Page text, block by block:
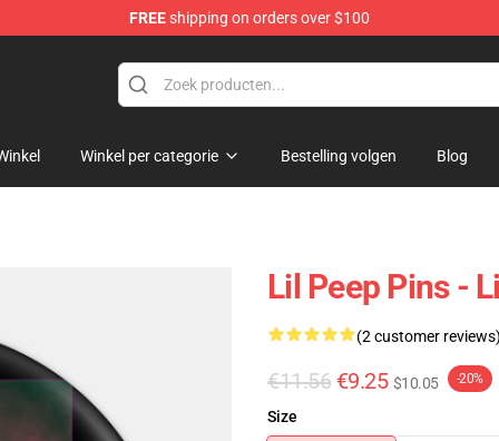
FREEshipping on orders over $100
Winkel per categorie Bestelling volgen Blog
Lil Peep Pins -
(2 customer
€11.56 €9.25 $10.05 -20%
Size